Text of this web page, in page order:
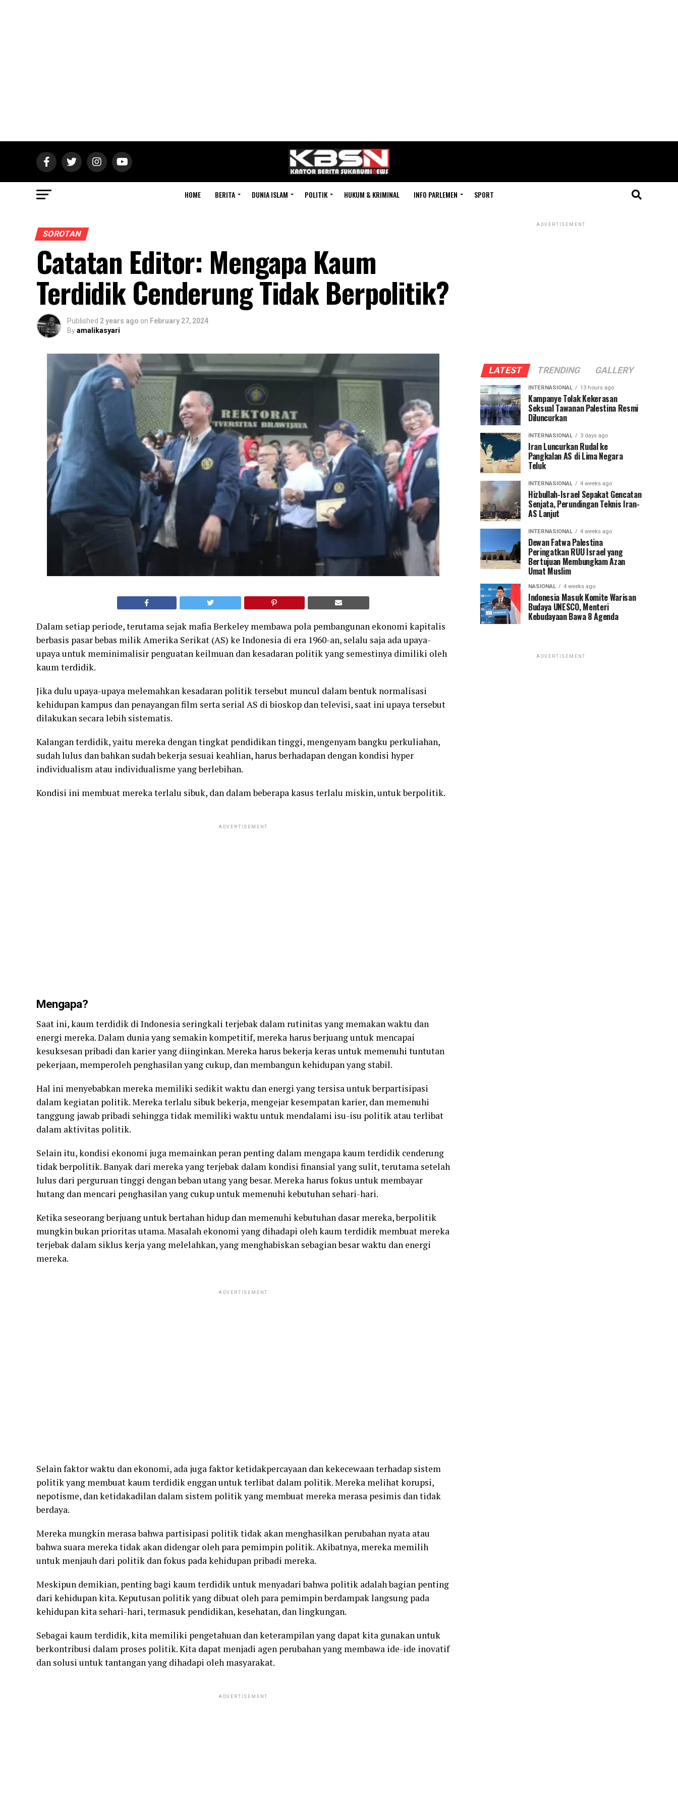
HOME BERITA DUNIA ISLAM POLITIK HUKUM & KRIMINAL INFO PARLEMEN SPORT
SOROTAN
Catatan Editor: Mengapa Kaum
Terdidik Cenderung Tidak Berpolitik?
Published 2 years ago on February 27, 2024
Byamalikasyari
Dalam setiap periode, terutama sejak mafia Berkeley membawa pola pembangunan ekonomi kapitalis
berbasis pasar bebas milik Amerika Serikat (AS) ke Indonesia di era 1960-an, selalu saja ada upaya-
upaya untuk meminimalisir penguatan keilmuan dan kesadaran politik yang semestinya dimiliki oleh
kaum terdidik.
Jika dulu upaya-upaya melemahkan kesadaran politik tersebut muncul dalam bentuk normalisasi
kehidupan kampus dan penayangan film serta serial AS di bioskop dan televisi, saat ini upaya tersebut
dilakukan secara lebih sistematis.
Kalangan terdidik, yaitu mereka dengan tingkat pendidikan tinggi, mengenyam bangku perkuliahan,
sudah lulus dan bahkan sudah bekerja sesuai keahlian, harus berhadapan dengan kondisi hyper
individualism atau individualisme yang berlebihan.
Kondisi ini membuat mereka terlalu sibuk, dan dalam beberapa kasus terlalu miskin, untuk berpolitik.
ADVERTISEMENT
Mengapa?
Saat ini, kaum terdidik di Indonesia seringkali terjebak dalam rutinitas yang memakan waktu dan
energi mereka. Dalam dunia yang semakin kompetitif, mereka harus berjuang untuk mencapai
kesuksesan pribadi dan karier yang diinginkan. Mereka harus bekerja keras untuk memenuhi tuntutan
pekerjaan, memperoleh penghasilan yang cukup, dan membangun kehidupan yang stabil.
Hal ini menyebabkan mereka memiliki sedikit waktu dan energi yang tersisa untuk berpartisipasi
dalam kegiatan politik. Mereka terlalu sibuk bekerja, mengejar kesempatan karier, dan memenuhi
tanggung jawab pribadi sehingga tidak memiliki waktu untuk mendalami isu-isu politik atau terlibat
dalam aktivitas politik.
Selain itu, kondisi ekonomi juga memainkan peran penting dalam mengapa kaum terdidik cenderung
tidak berpolitik. Banyak dari mereka yang terjebak dalam kondisi finansial yang sulit, terutama setelah
lulus dari perguruan tinggi dengan beban utang yang besar. Mereka harus fokus untuk membayar
hutang dan mencari penghasilan yang cukup untuk memenuhi kebutuhan sehari-hari.
Ketika seseorang berjuang untuk bertahan hidup dan memenuhi kebutuhan dasar mereka, berpolitik
mungkin bukan prioritas utama. Masalah ekonomi yang dihadapi oleh kaum terdidik membuat mereka
terjebak dalam siklus kerja yang melelahkan, yang menghabiskan sebagian besar waktu dan energi
mereka.
ADVERTISEMENT
Selain faktor waktu dan ekonomi, ada juga faktor ketidakpercayaan dan kekecewaan terhadap sistem
politik yang membuat kaum terdidik enggan untuk terlibat dalam politik. Mereka melihat korupsi,
nepotisme, dan ketidakadilan dalam sistem politik yang membuat mereka merasa pesimis dan tidak
berdaya.
Mereka mungkin merasa bahwa partisipasi politik tidak akan menghasilkan perubahan nyata atau
bahwa suara mereka tidak akan didengar oleh para pemimpin politik. Akibatnya, mereka memilih
untuk menjauh dari politik dan fokus pada kehidupan pribadi mereka.
Meskipun demikian, penting bagi kaum terdidik untuk menyadari bahwa politik adalah bagian penting
dari kehidupan kita. Keputusan politik yang dibuat oleh para pemimpin berdampak langsung pada
kehidupan kita sehari-hari, termasuk pendidikan, kesehatan, dan lingkungan.
Sebagai kaum terdidik, kita memiliki pengetahuan dan keterampilan yang dapat kita gunakan untuk
berkontribusi dalam proses politik. Kita dapat menjadi agen perubahan yang membawa ide-ide inovatif
dan solusi untuk tantangan yang dihadapi oleh masyarakat.
ADVERTISEMENT
ADVERTISEMENT
LATEST TRENDING GALLERY
INTERNASIONAL 13 hours ago
Kampanye Tolak Kekerasan
Seksual Tawanan Palestina Resmi
Diluncurkan
INTERNASIONAL 3 days ago
Iran Luncurkan Rudal ke
Pangkalan AS di Lima Negara
Teluk
INTERNASIONAL 4 weeks ago
Hizbullah-Israel Sepakat Gencatan
Senjata, Perundingan Teknis Iran-
AS Lanjut
INTERNASIONAL 4 weeks ago
Dewan Fatwa Palestina
Peringatkan RUU Israel yang
Bertujuan Membungkam Azan
Umat Muslim
NASIONAL 4 weeks ago
Indonesia Masuk Komite Warisan
Budaya UNESCO, Menteri
Kebudayaan Bawa 8 Agenda
ADVERTISEMENT